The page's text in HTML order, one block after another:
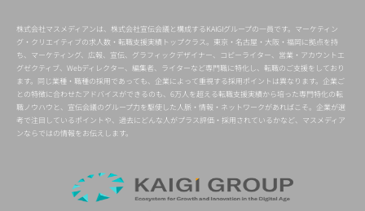
株式会社マスメディアンは、株式会社宣伝会議と構成するKAIGIグループの一員です。マーケティン
グ・クリエイティブの求人数・転職支援実績トップクラス。東京・名古屋・大阪・福岡に拠点を持
ち、マーケティング、広報、宣伝、グラフィックデザイナー、コピーライター、営業・アカウントエ
グゼクティブ、Webディレクター、編集者、ライターなど専門職に特化し、転職のご支援をしており
ます。同じ業種・職種の採用であっても、企業によって重視する採用ポイントは異なります。企業ご
との特徴に合わせたアドバイスができるのも、6万人を超える転職支援実績から培った専門特化の転
職ノウハウと、宣伝会議のグループ力を駆使した人脈・情報・ネットワークがあればこそ。企業が選
考で注目しているポイントや、過去にどんな人がプラス評価・採用されているかなど、マスメディア
ンならではの情報をお伝えします。